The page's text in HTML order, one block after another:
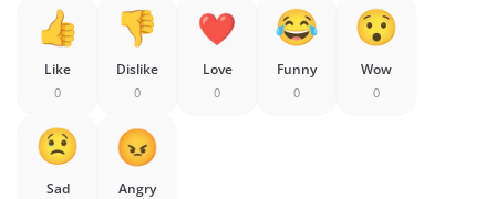
Like
0
Dislike
0
Love
0
Funny
0
Wow
0
Sad Angry